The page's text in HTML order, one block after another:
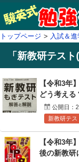
トップページ 入試＆
「 新教研テス
【令和3年
どう考える
公開日：
新教研テ
【令和3年
後の新教研